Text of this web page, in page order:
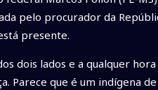
pelo procurador da
presente.
dois lados e a qualquer
Parece que é um indígena